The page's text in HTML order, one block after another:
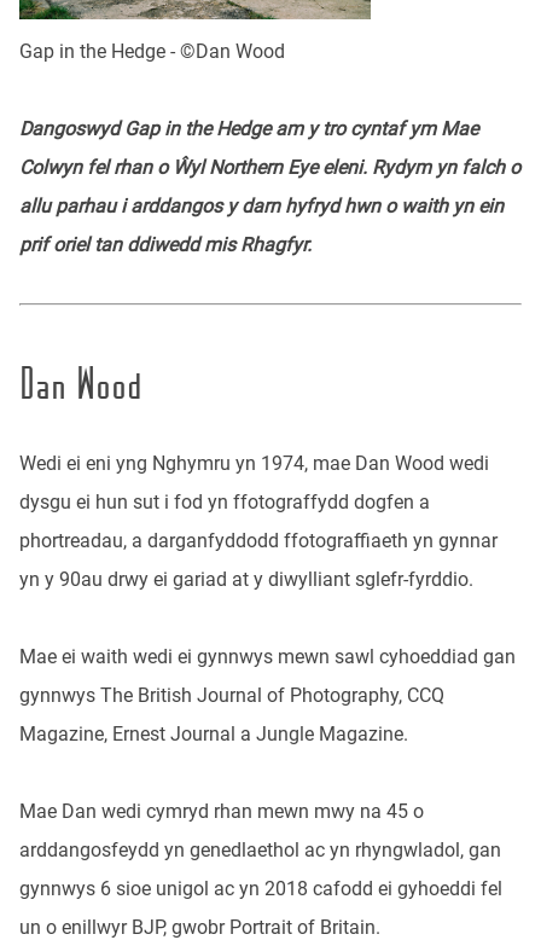
Gap in the Hedge - ©Dan Wood
Dangoswyd Gap in the Hedge am y tro cyntaf ym Mae
Colwyn fel rhan o Ŵyl Northern Eye eleni. Rydym yn falch o
allu parhau i arddangos y darn hyfryd hwn o waith yn ein
prif oriel tan ddiwedd mis Rhagfyr.
Dan Wood
Wedi ei eni yng Nghymru yn 1974, mae Dan Wood wedi
dysgu ei hun sut i fod yn ffotograffydd dogfen a
phortreadau, a darganfyddodd ffotograffiaeth yn gynnar
yn y 90au drwy ei gariad at y diwylliant sglefr-fyrddio.
Mae ei waith wedi ei gynnwys mewn sawl cyhoeddiad gan
gynnwys The British Journal of Photography, CCQ
Magazine, Ernest Journal a Jungle Magazine.
Mae Dan wedi cymryd rhan mewn mwy na 45 o
arddangosfeydd yn genedlaethol ac yn rhyngwladol, gan
gynnwys 6 sioe unigol ac yn 2018 cafodd ei gyhoeddi fel
un o enillwyr BJP, gwobr Portrait of Britain.